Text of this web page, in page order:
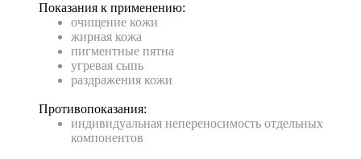
Показания к применению:
очищение кожи
жирная кожа
пигментные пятна
угревая сыпь
раздражения кожи
Противопоказания:
индивидуальная непереносимость отдельных
компонентов